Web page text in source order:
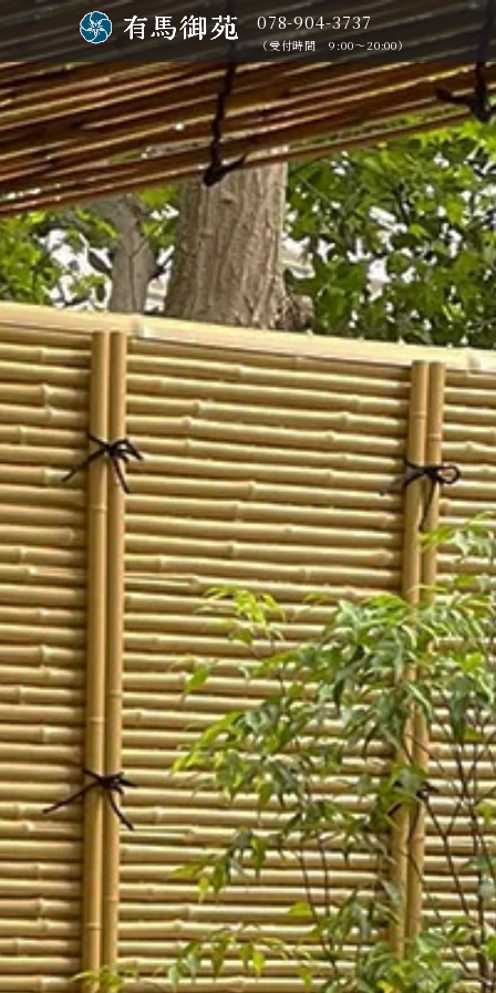
078-904-3737
（受付時間 9:00～20:00）